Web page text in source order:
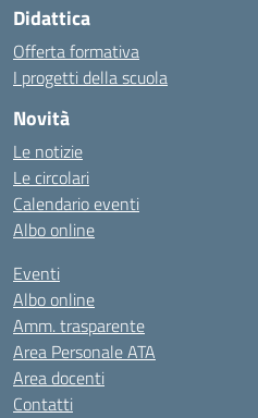
Didattica
Offerta formativa
I progetti della scuola
Novità
Le notizie
Le circolari
Calendario eventi
Albo online
Eventi
Albo online
Amm. trasparente
Area Personale ATA
Area docenti
Contatti